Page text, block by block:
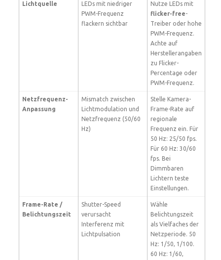
Lichtquelle
LEDs mit niedriger
PWM-Frequenz
flackern sichtbar
Nutze LEDs mit
flicker-free-
Treiber oder hohe
PWM-Frequenz.
Achte auf
Herstellerangaben
zu Flicker-
Percentage oder
PWM-Frequenz.
Netzfrequenz-
Anpassung
Mismatch zwischen
Lichtmodulation und
Netzfrequenz (50/60
Hz)
Stelle Kamera-
Frame-Rate auf
regionale
Frequenz ein. Für
50 Hz: 25/50 fps.
Für 60 Hz: 30/60
fps. Bei
Dimmbaren
Lichtern teste
Einstellungen.
Frame-Rate /
Belichtungszeit
Shutter-Speed
verursacht
Interferenz mit
Lichtpulsation
Wähle
Belichtungszeit
als Vielfaches der
Netzperiode. 50
Hz: 1/50, 1/100.
60 Hz: 1/60,